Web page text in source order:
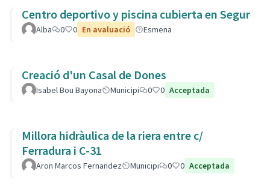
Centro deportivo y piscina cubierta en Segur
Alba 0 0 En avaluació Esmena
Creació d'un Casal de Dones
Isabel Bou Bayona Municipi 0 0 Acceptada
Millora hidràulica de la riera entre c/
Ferradura i C-31
Aron Marcos Fernandez Municipi 0 0 Acceptada